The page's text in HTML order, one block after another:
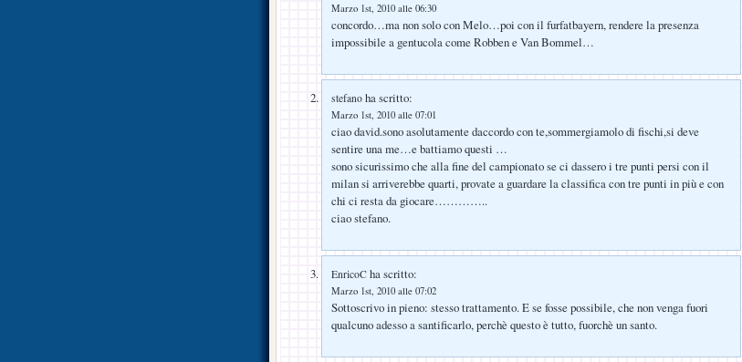
Marzo 1st, 2010 alle 06:30
concordo…ma non solo con Melo…poi con il furfatbayern, rendere la presenza
impossibile a gentucola come Robben e Van Bommel…
stefano ha scritto:
Marzo 1st, 2010 alle 07:01
ciao david.sono asolutamente daccordo con te,sommergiamolo di fischi,si deve
sentire una me…e battiamo questi …
sono sicurissimo che alla fine del campionato se ci dassero i tre punti persi con il
milan si arriverebbe quarti, provate a guardare la classifica con tre punti in più e con
chi ci resta da giocare…………..
ciao stefano.
EnricoC ha scritto:
Marzo 1st, 2010 alle 07:02
Sottoscrivo in pieno: stesso trattamento. E se fosse possibile, che non venga fuori
qualcuno adesso a santificarlo, perchè questo è tutto, fuorchè un santo.